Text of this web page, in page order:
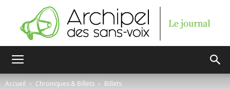
Accueil Chroniques & Billets Billets